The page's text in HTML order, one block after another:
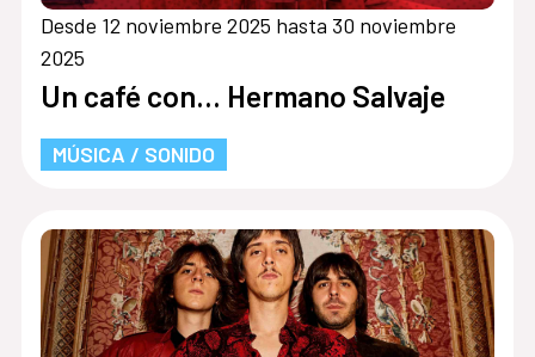
Desde 12 noviembre 2025 hasta 30 noviembre
2025
Un café con... Hermano Salvaje
MÚSICA / SONIDO